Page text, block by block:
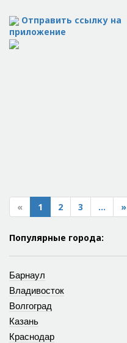
Отправить ссылку на
приложение
« 1 2 3 ... »
Популярные города:
Барнаул
Владивосток
Волгоград
Казань
Краснодар